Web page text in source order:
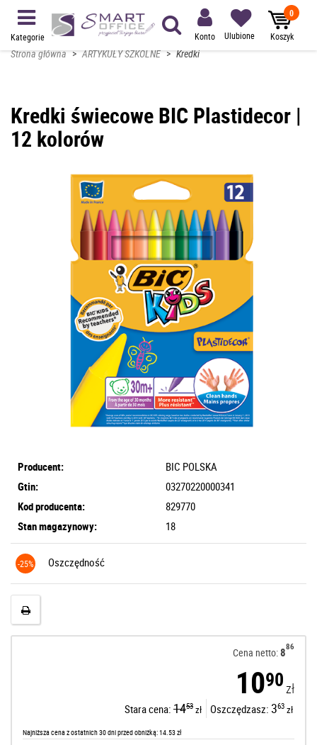
Kategorie Konto Ulubione
0
Koszyk
Strona główna > ARTYKUŁY SZKOLNE > Kredki
Kredki świecowe BIC Plastidecor |
12 kolorów
Producent:
BIC POLSKA
Gtin:
03270220000341
Kod producenta:
829770
Stan magazynowy:
18
-25% Oszczędność
Cena netto:886
1090 zł
Stara cena: 1453 zł Oszczędzasz: 363 zł
Najniższa cena z ostatnich 30 dni przed obniżką: 14.53 zł